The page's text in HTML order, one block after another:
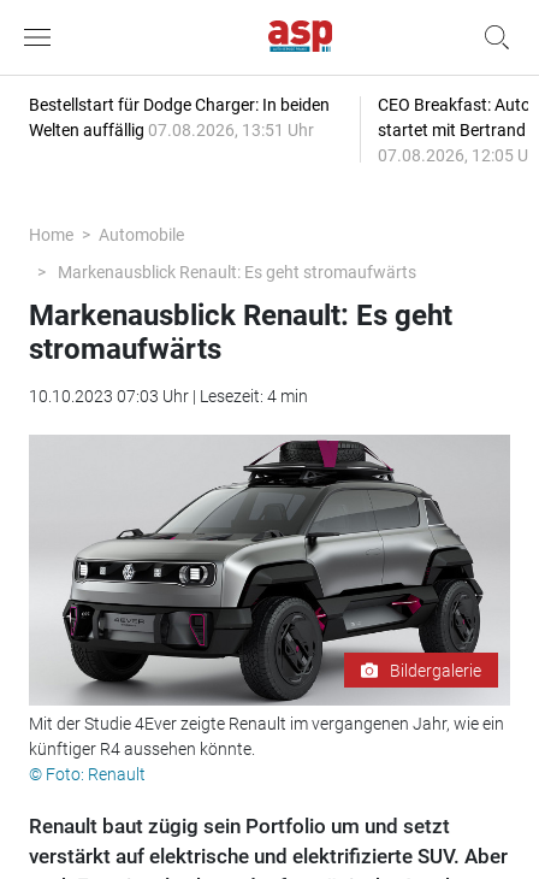
Bestellstart für Dodge Charger: In beiden
Welten auffällig 07.08.2026, 13:51 Uhr
CEO Breakfast:
startet mit Bertrand
07.08.2026, 12:05
Home
Automobile
Markenausblick Renault: Es geht stromaufwärts
Markenausblick Renault: Es geht
stromaufwärts
10.10.2023 07:03 Uhr | Lesezeit: 4 min
Bildergalerie
Mit der Studie 4Ever zeigte Renault im vergangenen Jahr, wie ein
künftiger R4 aussehen könnte.
© Foto: Renault
Renault baut zügig sein Portfolio um und setzt
verstärkt auf elektrische und elektrifizierte SUV. Aber